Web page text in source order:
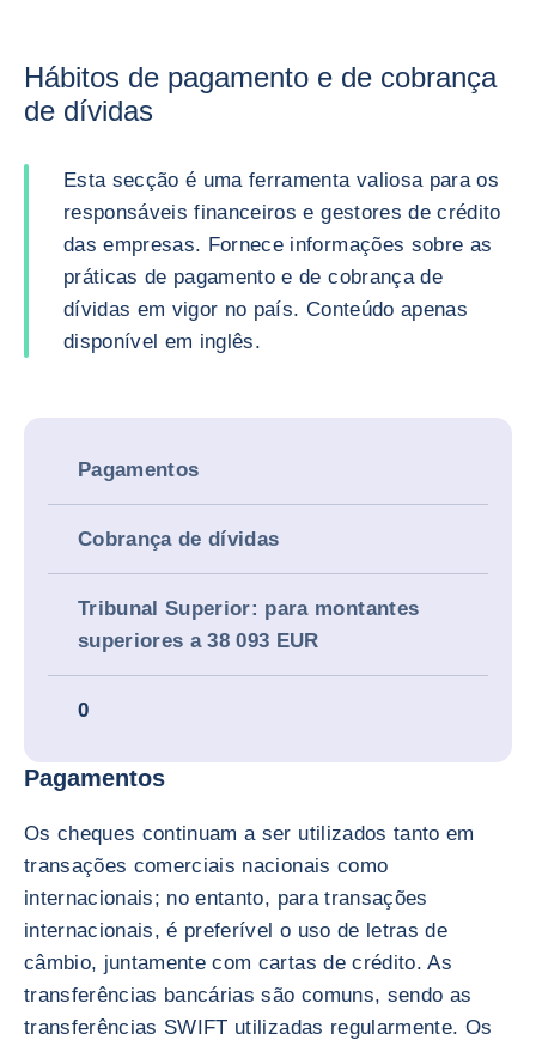
Hábitos de pagamento e de cobrança
de dívidas
Esta secção é uma ferramenta valiosa para os
responsáveis financeiros e gestores de crédito
das empresas. Fornece informações sobre as
práticas de pagamento e de cobrança de
dívidas em vigor no país. Conteúdo apenas
disponível em inglês.
Pagamentos
Cobrança de dívidas
Tribunal Superior: para montantes
superiores a 38 093 EUR
0
Pagamentos
Os cheques continuam a ser utilizados tanto em
transações comerciais nacionais como
internacionais; no entanto, para transações
internacionais, é preferível o uso de letras de
câmbio, juntamente com cartas de crédito. As
transferências bancárias são comuns, sendo as
transferências SWIFT utilizadas regularmente. Os